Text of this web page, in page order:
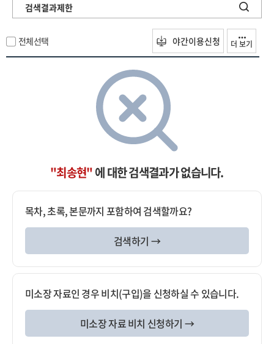
검색결과제한
전체선택 야간이용신청 더 보기
"최송현"에 대한 검색결과가 없습니다.
목차, 초록, 본문까지 포함하여 검색할까요?
검색하기 →
미소장 자료인 경우 비치(구입)을 신청하실 수 있습니다.
미소장 자료 비치 신청하기 →